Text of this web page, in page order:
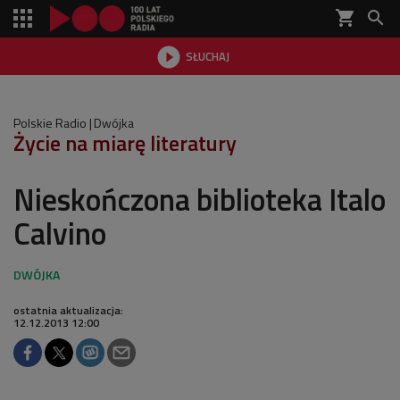
shopping_cart 
 SŁUCHAJ

Polskie Radio Dwójka
Życie na miarę literatury
Nieskończona biblioteka Italo
Calvino
ostatnia aktualizacja:
12.12.2013 12:00